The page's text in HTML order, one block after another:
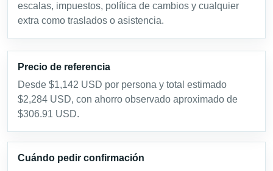
escalas, impuestos, política de cambios y cualquier
extra como traslados o asistencia.
Precio de referencia
Desde $1,142 USD por persona y total estimado
$2,284 USD, con ahorro observado aproximado de
$306.91 USD.
Cuándo pedir confirmación